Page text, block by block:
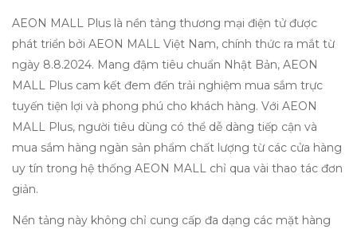
AEON MALL Plus là nền tảng thương mại điện tử được
phát triển bởi AEON MALL Việt Nam, chính thức ra mắt từ
ngày 8.8.2024. Mang đậm tiêu chuẩn Nhật Bản, AEON
MALL Plus cam kết đem đến trải nghiệm mua sắm trực
tuyến tiện lợi và phong phú cho khách hàng. Với AEON
MALL Plus, người tiêu dùng có thể dễ dàng tiếp cận và
mua sắm hàng ngàn sản phẩm chất lượng từ các cửa hàng
uy tín trong hệ thống AEON MALL chỉ qua vài thao tác đơn
giản.
Nền tảng này không chỉ cung cấp đa dạng các mặt hàng